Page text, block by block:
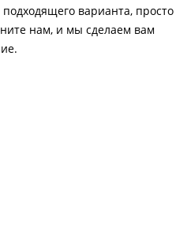
варианта, просто
нам, и мы сделаем вам